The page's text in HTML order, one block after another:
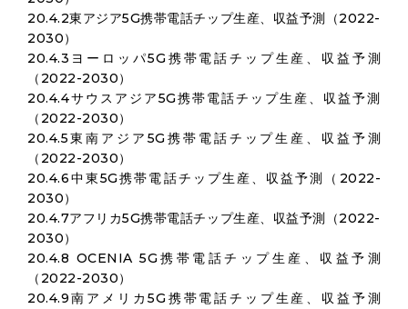
20.4.2東アジア5G携帯電話チップ生産、収益予測（2022-
2030）
20.4.3ヨーロッパ5G携帯電話チップ生産、収益予測
（2022-2030）
20.4.4サウスアジア5G携帯電話チップ生産、収益予測
（2022-2030）
20.4.5東南アジア5G携帯電話チップ生産、収益予測
（2022-2030）
20.4.6中東5G携帯電話チップ生産、収益予測（2022-
2030）
20.4.7アフリカ5G携帯電話チップ生産、収益予測（2022-
2030）
20.4.8 OCENIA 5G携帯電話チップ生産、収益予測
（2022-2030）
20.4.9南アメリカ5G携帯電話チップ生産、収益予測